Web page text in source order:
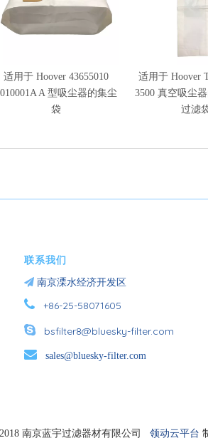
适用于 Hoover 43655010
A 型吸尘器的集尘
袋
适用于 Hoover
3500 真空吸尘
过滤
联系我们
 南京溧水经济开发区
 +86-25-58071605

bsfilter8@bluesky-filter.com

sales@bluesky-filter.com
南京蓝宇过滤器材有限公司 领动云平台